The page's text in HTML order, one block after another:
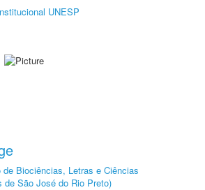
UNESP
de Biociências, Letras e Ciências
de São José do Rio Preto)